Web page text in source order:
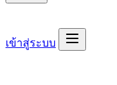
เข้าสู่ระบบ